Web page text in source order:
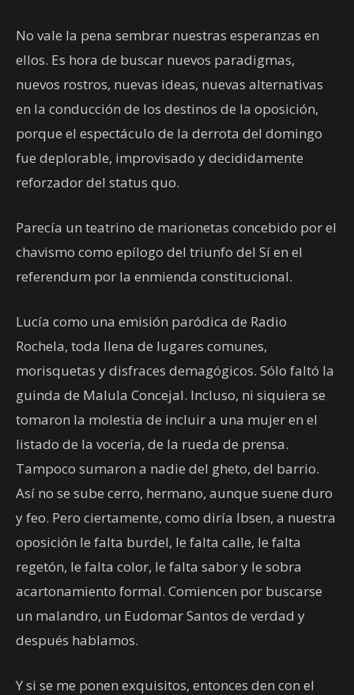
No vale la pena sembrar nuestras esperanzas en
ellos. Es hora de buscar nuevos paradigmas,
nuevos rostros, nuevas ideas, nuevas alternativas
en la conducción de los destinos de la oposición,
porque el espectáculo de la derrota del domingo
fue deplorable, improvisado y decididamente
reforzador del status quo.
Parecía un teatrino de marionetas concebido por el
chavismo como epílogo del triunfo del Sí en el
referendum por la enmienda constitucional.
Lucía como una emisión paródica de Radio
Rochela, toda llena de lugares comunes,
morisquetas y disfraces demagógicos. Sólo faltó la
guinda de Malula Concejal. Incluso, ni siquiera se
tomaron la molestia de incluir a una mujer en el
listado de la vocería, de la rueda de prensa.
Tampoco sumaron a nadie del gheto, del barrio.
Así no se sube cerro, hermano, aunque suene duro
y feo. Pero ciertamente, como diría Ibsen, a nuestra
oposición le falta burdel, le falta calle, le falta
regetón, le falta color, le falta sabor y le sobra
acartonamiento formal. Comiencen por buscarse
un malandro, un Eudomar Santos de verdad y
después hablamos.
Y si se me ponen exquisitos, entonces den con el